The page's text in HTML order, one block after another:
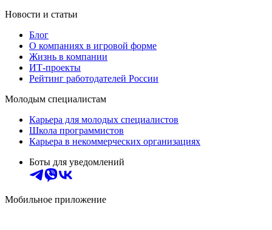
Новости и статьи
Блог
О компаниях в игровой форме
Жизнь в компании
ИТ-проекты
Рейтинг работодателей России
Молодым специалистам
Карьера для молодых специалистов
Школа программистов
Карьера в некоммерческих организациях
Боты для уведомлений
Мобильное приложение